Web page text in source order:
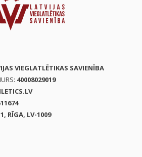
VIEGLATLĒTIKAS SAVIENĪBA
40008029019
RĪGA, LV-1009